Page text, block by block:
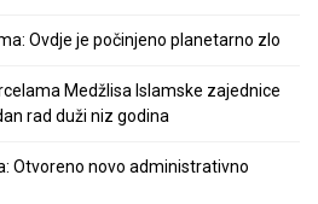
Ovdje je počinjeno planetarno zlo
Medžlisa Islamske zajednice
rad duži niz godina
Otvoreno novo administrativno